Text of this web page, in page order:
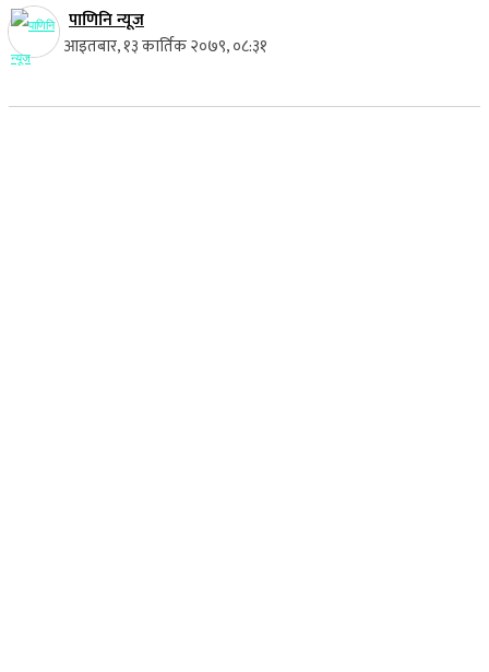
पाणिनि न्यूज
आइतबार, १३ कार्तिक २०७९, ०८:३१